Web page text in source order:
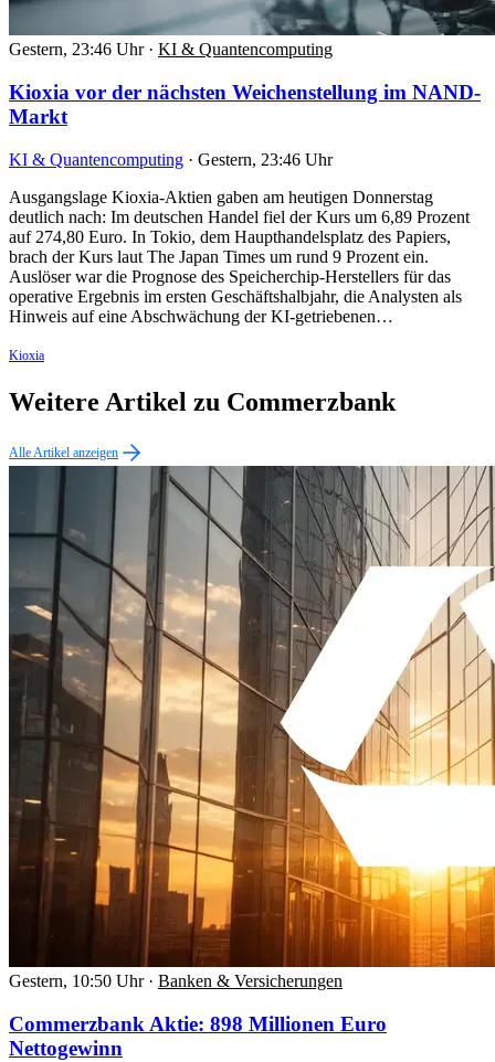
Gestern, 23:46 Uhr · KI & Quantencomputing
Kioxia vor der nächsten Weichenstellung im NAND-
Markt
KI & Quantencomputing · Gestern, 23:46 Uhr
Ausgangslage Kioxia-Aktien gaben am heutigen Donnerstag
deutlich nach: Im deutschen Handel fiel der Kurs um 6,89 Prozent
auf 274,80 Euro. In Tokio, dem Haupthandelsplatz des Papiers,
brach der Kurs laut The Japan Times um rund 9 Prozent ein.
Auslöser war die Prognose des Speicherchip-Herstellers für das
operative Ergebnis im ersten Geschäftshalbjahr, die Analysten als
Hinweis auf eine Abschwächung der KI-getriebenen…
Kioxia
Weitere Artikel zu Commerzbank
Alle Artikel anzeigen
Gestern, 10:50 Uhr · Banken & Versicherungen
Commerzbank Aktie: 898 Millionen Euro
Nettogewinn